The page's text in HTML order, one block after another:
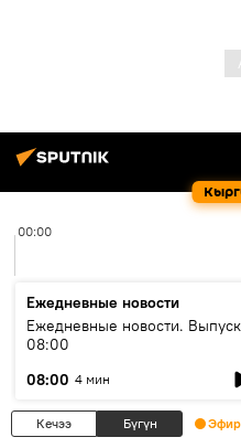
00:00
Ежедневные новости
Ежедневные новости. Выпуск
08:00
08:00 4 мин
Кечээ Бүгүн